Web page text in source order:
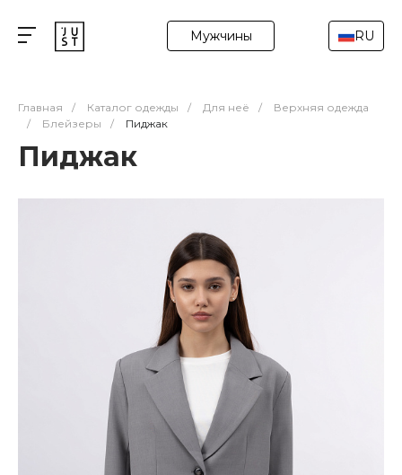
Мужчины RU
Главная / Каталог одежды / Для неё /
Верхняя одежда
/
Блейзеры / Пиджак
Пиджак